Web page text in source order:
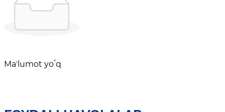
Maʼlumot yoʻq